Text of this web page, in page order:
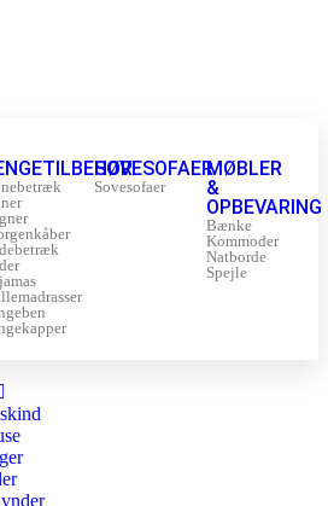
SOVESOFAER
Sovesofaer
MØBLER
&
OPBEVARING
Bænke
Kommoder
Natborde
Spejle